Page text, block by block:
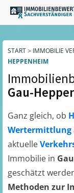
START> IMMOBILIE
HEPPENHEIM
Gau-
Ganz gleich, ob
Wertermittlung
aktuelle
Immobilie in
geschätzt
Methoden zur